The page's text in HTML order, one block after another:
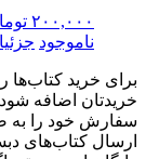
۲۰۰,۰۰۰
ناموجود
برای خرید کتاب‌ها
خریدتان اضافه
سفارش خود را به
ارسال کتاب‌های